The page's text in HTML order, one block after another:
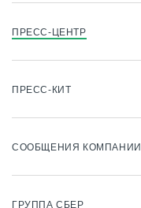
ПРЕСС-ЦЕНТР
ПРЕСС-КИТ
СООБЩЕНИЯ КОМПАНИИ
ГРУППА СБЕР